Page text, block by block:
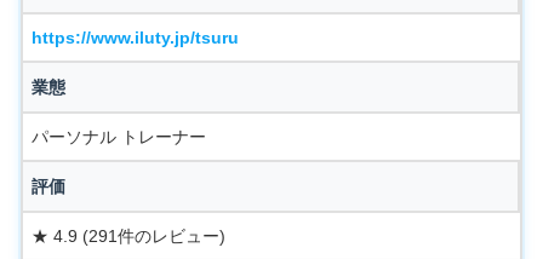
https://www.iluty.jp/tsuru
業態
パーソナル トレーナー
評価
★ 4.9 (291件のレビュー)